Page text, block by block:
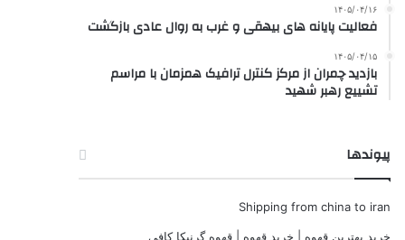
۱۴۰۵/۰۴/۱۶
فعالیت پایانه های بیهقی و غرب به روال عادی بازگشت
۱۴۰۵/۰۴/۱۵
بازدید چمران از مرکز کنترل ترافیک همزمان با مراسم
تشییع رهبر شهید
پیوندها
Shipping from china to iran
خرید بهترین قهوه | خرید قهوه | قهوه گرنیکا کافی